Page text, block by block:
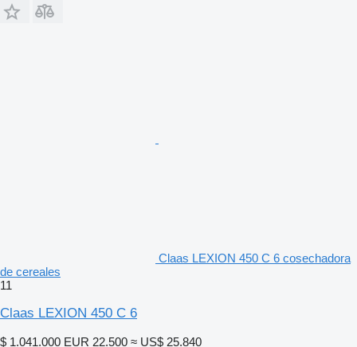
Claas LEXION 450 C 6 cosechadora
de cereales
11
Claas LEXION 450 C 6
$ 1.041.000 EUR 22.500 ≈ US$ 25.840